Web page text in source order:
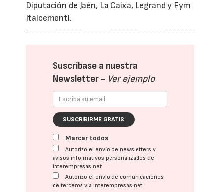
Diputación de Jaén, La Caixa, Legrand y Fym
Italcementi.
Suscríbase a nuestra
Newsletter - Ver ejemplo
SUSCRIBIRME GRATIS
Marcar todos
Autorizo el envío de newsletters y
avisos informativos personalizados de
interempresas.net
Autorizo el envío de comunicaciones
de terceros vía interempresas.net